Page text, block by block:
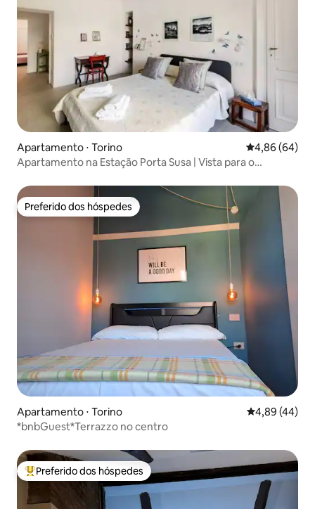
Apartamento ⋅ Torino 4,86 de uma
4,86 (64)
Apartamento na Estação Porta Susa | Vista para o
Preferido dos hóspedes
Preferido dos hóspedes
Apartamento ⋅ Torino 4,89 de uma
4,89 (44)
*bnbGuest*Terrazzo no centro
Entre os melhores preferidos dos hóspedes
Preferido dos hóspedes